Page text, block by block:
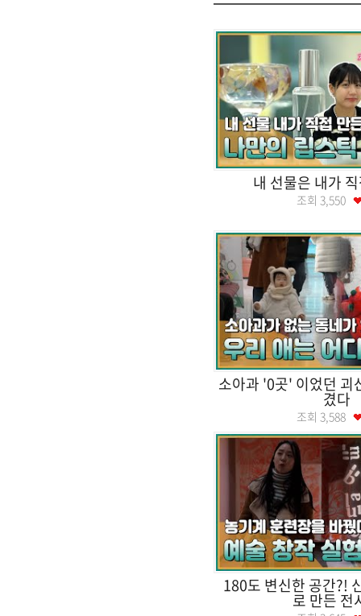
내 선물은 내가
조회 3,550
소아과 '0곳' 이었던 괴
겼다
조회 3,588
180도 변신한 공간?!
로 만든 전